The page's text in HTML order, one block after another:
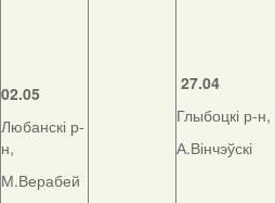
02.05
Любанскі р-
н,
М.Верабей
27.04
Глыбоцкі р-н,
А.Вінчэўскі